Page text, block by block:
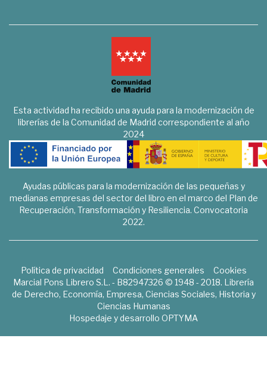
Esta actividad ha recibido una ayuda para la modernización de
librerías de la Comunidad de Madrid correspondiente al año
2024
Ayudas públicas para la modernización de las pequeñas y
medianas empresas del sector del libro en el marco del Plan de
Recuperación, Transformación y Resiliencia. Convocatoria
2022.
Política de privacidad Condiciones generales
Cookies
Marcial Pons Librero S.L. - B82947326 © 1948 - 2018. Librería
de Derecho, Economía, Empresa, Ciencias Sociales, Historia y
Ciencias Humanas
Hospedaje y desarrollo OPTYMA